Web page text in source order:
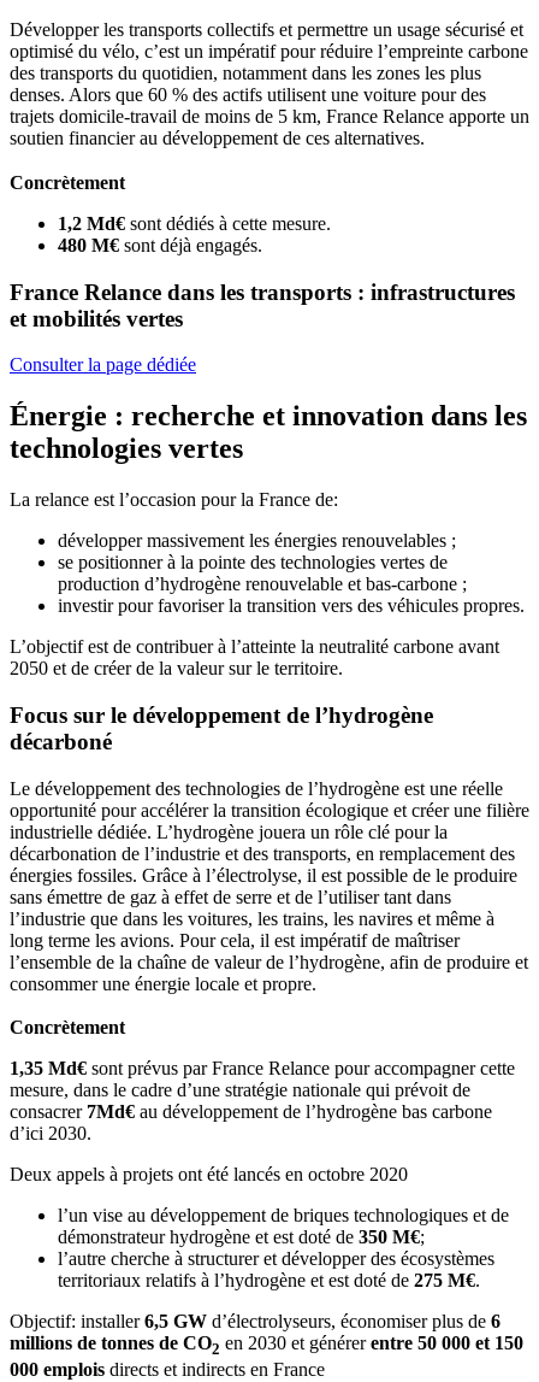
Développer les transports collectifs et permettre un usage sécurisé et
optimisé du vélo, c’est un impératif pour réduire l’empreinte carbone
des transports du quotidien, notamment dans les zones les plus
denses. Alors que 60 % des actifs utilisent une voiture pour des
trajets domicile-travail de moins de 5 km, France Relance apporte un
soutien financier au développement de ces alternatives.
Concrètement
1,2 Md€ sont dédiés à cette mesure.
480 M€ sont déjà engagés.
France Relance dans les transports : infrastructures
et mobilités vertes
Consulter la page dédiée
Énergie : recherche et innovation dans les
technologies vertes
La relance est l’occasion pour la France de:
développer massivement les énergies renouvelables ;
se positionner à la pointe des technologies vertes de
production d’hydrogène renouvelable et bas-carbone ;
investir pour favoriser la transition vers des véhicules propres.
L’objectif est de contribuer à l’atteinte la neutralité carbone avant
2050 et de créer de la valeur sur le territoire.
Focus sur le développement de l’hydrogène
décarboné
Le développement des technologies de l’hydrogène est une réelle
opportunité pour accélérer la transition écologique et créer une filière
industrielle dédiée. L’hydrogène jouera un rôle clé pour la
décarbonation de l’industrie et des transports, en remplacement des
énergies fossiles. Grâce à l’électrolyse, il est possible de le produire
sans émettre de gaz à effet de serre et de l’utiliser tant dans
l’industrie que dans les voitures, les trains, les navires et même à
long terme les avions. Pour cela, il est impératif de maîtriser
l’ensemble de la chaîne de valeur de l’hydrogène, afin de produire et
consommer une énergie locale et propre.
Concrètement
1,35 Md€ sont prévus par France Relance pour accompagner cette
mesure, dans le cadre d’une stratégie nationale qui prévoit de
consacrer 7Md€ au développement de l’hydrogène bas carbone
d’ici 2030.
Deux appels à projets ont été lancés en octobre 2020
l’un vise au développement de briques technologiques et de
démonstrateur hydrogène et est doté de 350 M€;
l’autre cherche à structurer et développer des écosystèmes
territoriaux relatifs à l’hydrogène et est doté de 275 M€.
Objectif: installer6,5 GW d’électrolyseurs, économiser plus de 6
millions de tonnes de CO2 en 2030 et générerentre 50 000 et 150
000 emplois directs et indirects en France